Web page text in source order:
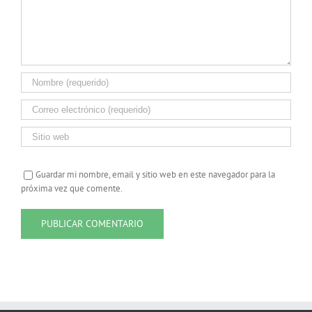
Guardar mi nombre, email y sitio web en este navegador para la
próxima vez que comente.